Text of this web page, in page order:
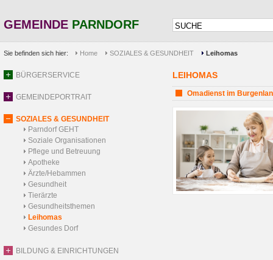
GEMEINDE PARNDORF
Sie befinden sich hier: Home SOZIALES & GESUNDHEIT Leihomas
BÜRGERSERVICE
GEMEINDEPORTRAIT
SOZIALES & GESUNDHEIT
Parndorf GEHT
Soziale Organisationen
Pflege und Betreuung
Apotheke
Ärzte/Hebammen
Gesundheit
Tierärzte
Gesundheitsthemen
Leihomas
Gesundes Dorf
BILDUNG & EINRICHTUNGEN
LEIHOMAS
Omadienst im